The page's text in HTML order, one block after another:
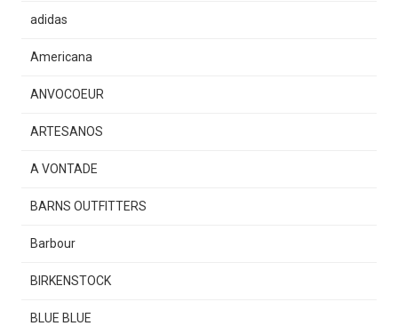
adidas
Americana
ANVOCOEUR
ARTESANOS
A VONTADE
BARNS OUTFITTERS
Barbour
BIRKENSTOCK
BLUE BLUE